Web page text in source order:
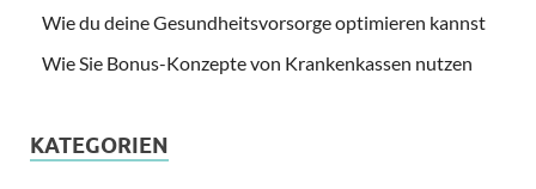
Wie du deine Gesundheitsvorsorge optimieren kannst
Wie Sie Bonus-Konzepte von Krankenkassen nutzen
KATEGORIEN